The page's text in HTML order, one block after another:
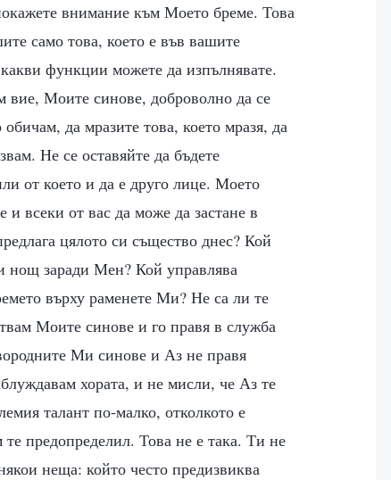
внимание към Моето бреме. Това
само това, което е във вашите
функции можете да изпълнявате.
вие, Моите синове, доброволно да се
да мразите това, което мразя, да
Не се оставяйте да бъдете
от което и да е друго лице. Моето
всеки от вас да може да застане в
цялото си същество днес? Кой
нощ заради Мен? Кой управлява
върху раменете Ми? Не са ли те
Моите синове и го правя в служба
Ми синове и Аз не правя
хората, и не мисли, че Аз те
талант по-малко, отколкото е
предопределил. Това не е така. Ти не
неща: който често предизвиква